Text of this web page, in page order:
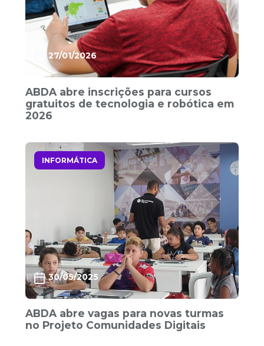
27/01/2026
ABDA abre inscrições para cursos
gratuitos de tecnologia e robótica em
2026
INFORMÁTICA
30/05/2025
ABDA abre vagas para novas turmas
no Projeto Comunidades Digitais